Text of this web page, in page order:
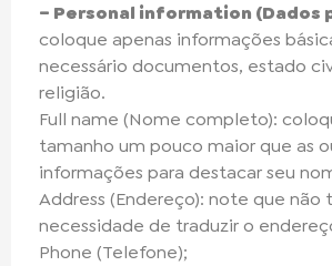
– Personal information (Dados
coloque apenas informações
necessário documentos, estado
religião.
Full name (Nome completo):
tamanho um pouco maior que as
informações para destacar seu
Address (Endereço): note que não
necessidade de traduzir o
Phone (Telefone);